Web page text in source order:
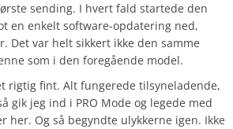
sending. I hvert fald startede den
en enkelt software-opdatering ned,
Det var helt sikkert ikke den samme
som i den foregående model.
rigtig fint. Alt fungerede tilsyneladende,
gik jeg ind i PRO Mode og legede med
her. Og så begyndte ulykkerne igen. Ikke